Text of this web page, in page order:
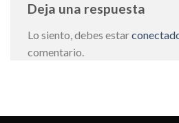
Deja una respuesta
Lo siento, debes estar
comentario.